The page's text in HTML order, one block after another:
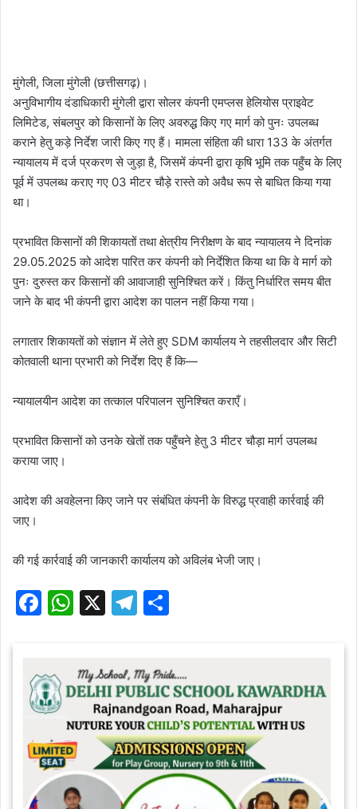
मुंगेली, जिला मुंगेली (छत्तीसगढ़)।
अनुविभागीय दंडाधिकारी मुंगेली द्वारा सोलर कंपनी एमप्लस हेलियोस प्राइवेट
लिमिटेड, संबलपुर को किसानों के लिए अवरुद्ध किए गए मार्ग को पुनः उपलब्ध
कराने हेतु कड़े निर्देश जारी किए गए हैं। मामला संहिता की धारा 133 के अंतर्गत
न्यायालय में दर्ज प्रकरण से जुड़ा है, जिसमें कंपनी द्वारा कृषि भूमि तक पहुँच के लिए
पूर्व में उपलब्ध कराए गए 03 मीटर चौड़े रास्ते को अवैध रूप से बाधित किया गया
था।
प्रभावित किसानों की शिकायतों तथा क्षेत्रीय निरीक्षण के बाद न्यायालय ने दिनांक
29.05.2025 को आदेश पारित कर कंपनी को निर्देशित किया था कि वे मार्ग को
पुनः दुरुस्त कर किसानों की आवाजाही सुनिश्चित करें। किंतु निर्धारित समय बीत
जाने के बाद भी कंपनी द्वारा आदेश का पालन नहीं किया गया।
लगातार शिकायतों को संज्ञान में लेते हुए SDM कार्यालय ने तहसीलदार और सिटी
कोतवाली थाना प्रभारी को निर्देश दिए हैं कि—
न्यायालयीन आदेश का तत्काल परिपालन सुनिश्चित कराएँ।
प्रभावित किसानों को उनके खेतों तक पहुँचने हेतु 3 मीटर चौड़ा मार्ग उपलब्ध
कराया जाए।
आदेश की अवहेलना किए जाने पर संबंधित कंपनी के विरुद्ध प्रवाही कार्रवाई की
जाए।
की गई कार्रवाई की जानकारी कार्यालय को अविलंब भेजी जाए।
F
e
b
o
k
W
s
A
p
p
X
T
gr
a
m
e